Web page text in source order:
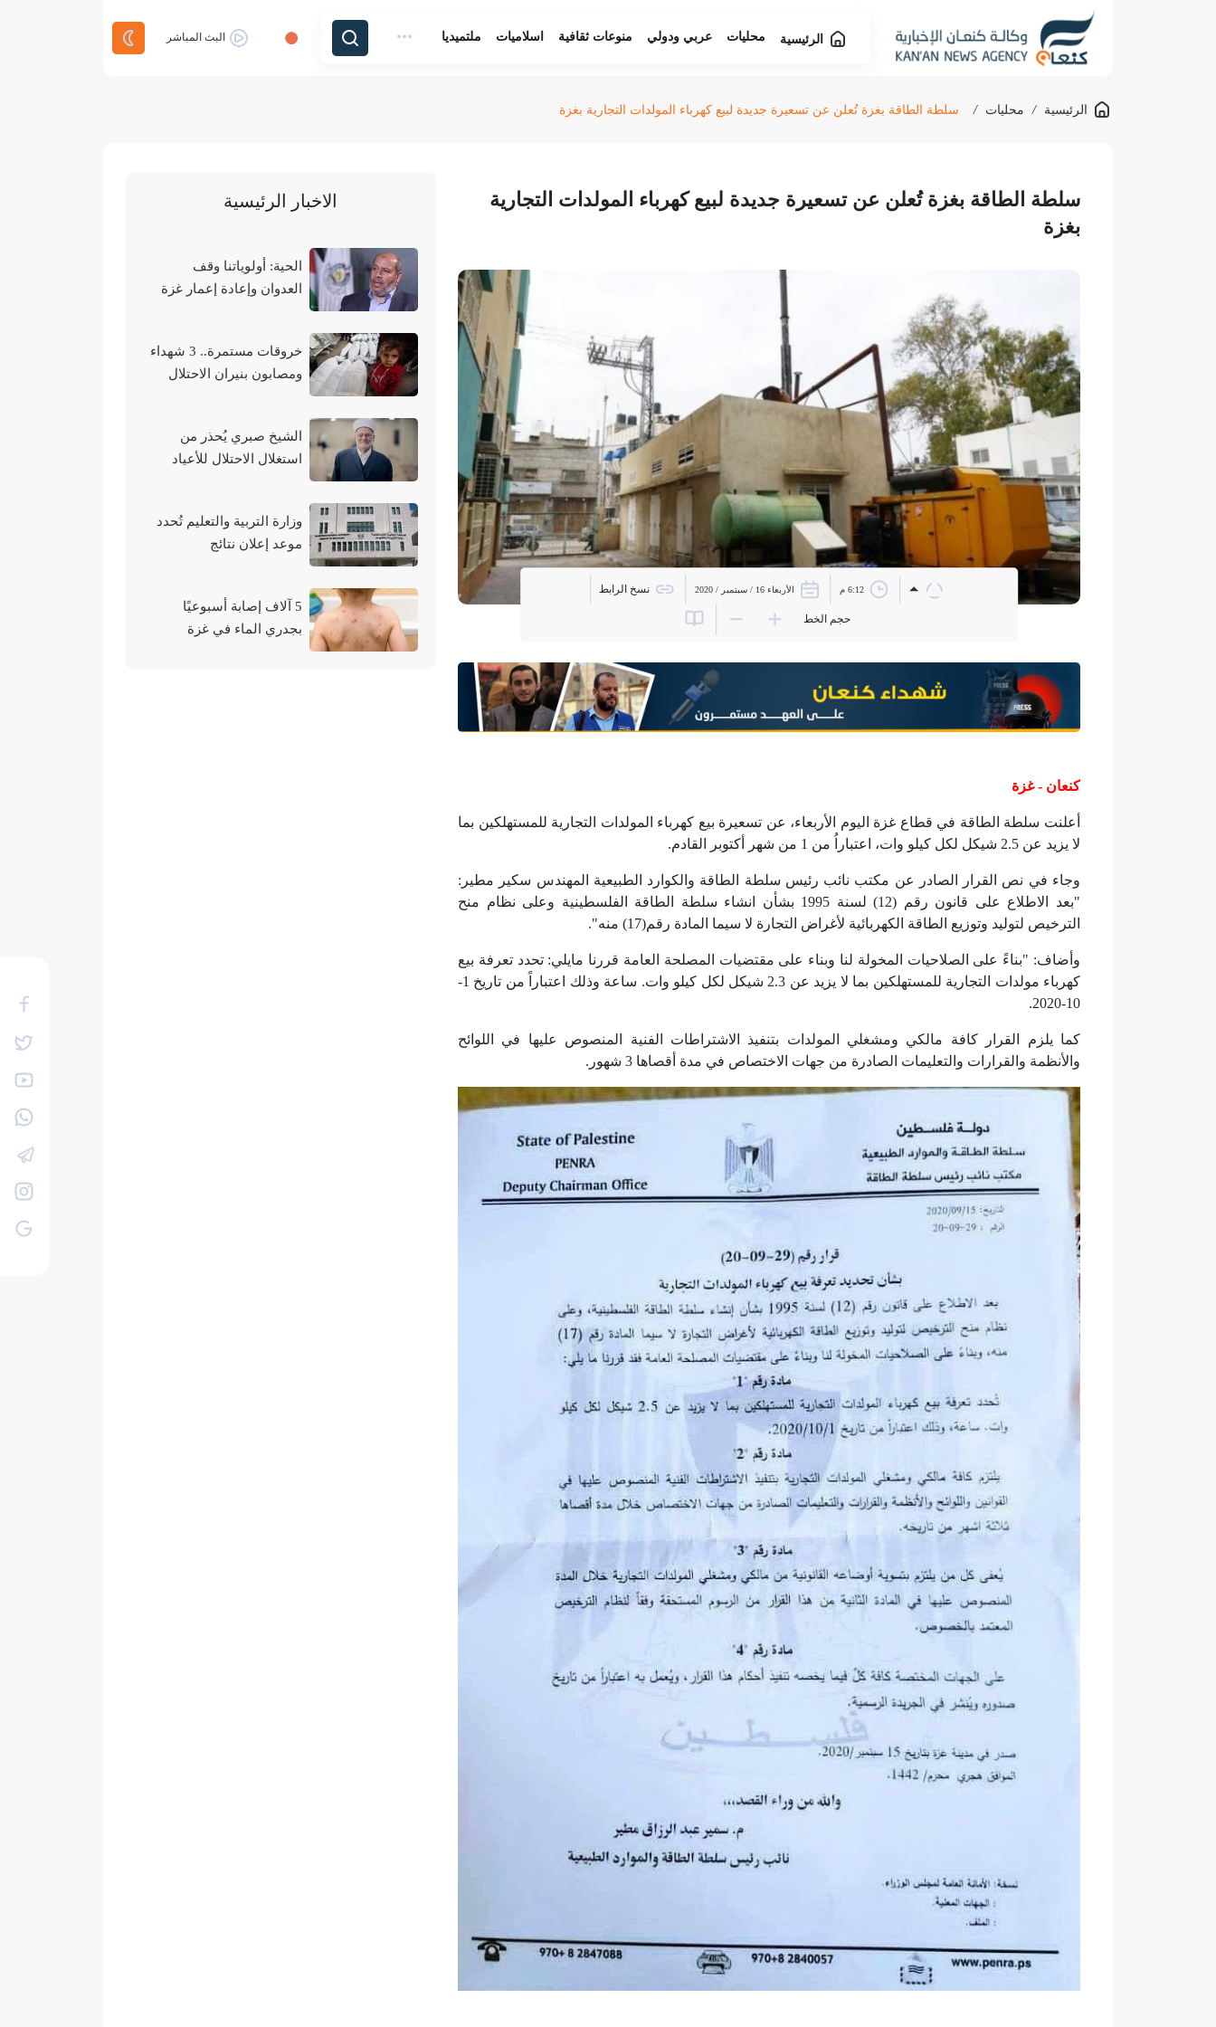
الرئيسية محليات عربي ودولي منوعات ثقافية اسلاميات ملتميديا البث المباشر
الرئيسية / محليات / سلطة الطاقة بغزة تُعلن عن تسعيرة جديدة لبيع كهرباء المولدات التجارية بغزة
سلطة الطاقة بغزة تُعلن عن تسعيرة جديدة لبيع كهرباء المولدات التجارية
بغزة
6:12 م الأربعاء 16 / سبتمبر / 2020 نسخ الرابط
حجم الخط
كنعان - غزة
أعلنت سلطة الطاقة في قطاع غزة اليوم الأربعاء، عن تسعيرة بيع كهرباء المولدات التجارية للمستهلكين بما
لا يزيد عن 2.5 شيكل لكل كيلو وات، اعتباراُ من 1 من شهر أكتوبر القادم.
وجاء في نص القرار الصادر عن مكتب نائب رئيس سلطة الطاقة والكوارد الطبيعية المهندس سكير مطير:
"بعد الاطلاع على قانون رقم (12) لسنة 1995 بشأن انشاء سلطة الطاقة الفلسطينية وعلى نظام منح
الترخيص لتوليد وتوزيع الطاقة الكهربائية لأغراض التجارة لا سيما المادة رقم(17) منه".
وأضاف: "بناءً على الصلاحيات المخولة لنا وبناء على مقتضيات المصلحة العامة قررنا مايلي: تحدد تعرفة بيع
كهرباء مولدات التجارية للمستهلكين بما لا يزيد عن 2.3 شيكل لكل كيلو وات. ساعة وذلك اعتباراً من تاريخ 1-
10-2020.
كما يلزم القرار كافة مالكي ومشغلي المولدات بتنفيذ الاشتراطات الفنية المنصوص عليها في اللوائح
والأنظمة والقرارات والتعليمات الصادرة من جهات الاختصاص في مدة أقصاها 3 شهور.
الاخبار الرئيسية
الحية: أولوياتنا وقف
العدوان وإعادة إعمار غزة
خروقات مستمرة.. 3 شهداء
ومصابون بنيران الاحتلال
الشيخ صبري يُحذر من
استغلال الاحتلال للأعياد
وزارة التربية والتعليم تُحدد
موعد إعلان نتائج
5 آلاف إصابة أسبوعيًا
بجدري الماء في غزة